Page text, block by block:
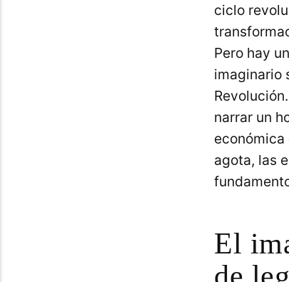
ciclo
Pero hay
imaginario
narrar un
agota, las
El